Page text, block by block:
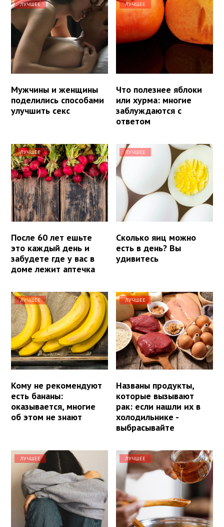
ЛУЧШЕЕ
Мужчины и женщины
поделились способами
улучшить секс
ЛУЧШЕЕ
Что полезнее яблоки
или хурма: многие
заблуждаются с
ответом
ЛУЧШЕЕ
После 60 лет ешьте
это каждый день и
забудете где у вас в
доме лежит аптечка
ЛУЧШЕЕ
Сколько яиц можно
есть в день? Вы
удивитесь
ЛУЧШЕЕ
Кому не рекомендуют
есть бананы:
оказывается, многие
об этом не знают
ЛУЧШЕЕ
Названы продукты,
которые вызывают
рак: если нашли их в
холодильнике -
выбрасывайте
ЛУЧШЕЕ ЛУЧШЕЕ